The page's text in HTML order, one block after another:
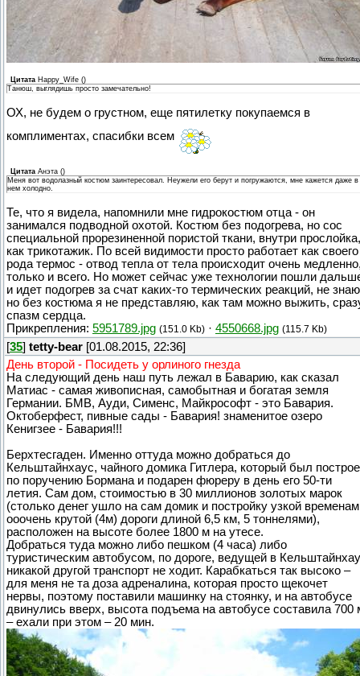
Цитата Happy_Wife ()
Танюш, выглядишь просто замечательно!
ОХ, не будем о грустном, еще пятилетку покупаемся в
комплиментах, спасибки всем
Цитата Анэта ()
Меня вот водолазный костюм заинтересовал. Неужели его берут и погружаются, мне кажется даже в
нем холодно.
Те, что я видела, напомнили мне гидрокостюм отца - он
занимался подводной охотой. Костюм без подогрева, но сос
специальной прорезиненной пористой ткани, внутри прослойка,
как трикотажик. По всей видимости просто работает как своего
рода термос - отвод тепла от тела происходит очень
только и всего. Но может сейчас уже технологии пошли
и идет подогрев за счат каких-то термических реакций, не
но без костюма я не представляю, как там можно выжить,
спазм сердца.
Прикрепления: 5951789.jpg (151.0 Kb) · 4550668.jpg (115.7 Kb)
[35] tetty-bear [01.08.2015, 22:36]
День второй - Посидеть у орлиного гнезда
На следующий день наш путь лежал в Баварию, как сказал
Матиас - самая живописная, самобытная и богатая земля
Германии. БМВ, Ауди, Сименс, Майкрософт - это Бавария.
Октоберфест, пивные сады - Бавария! знаменитое озеро
Кенигзее - Бавария!!!
Берхтесгаден. Именно оттуда можно добраться до
Кельштайнхаус, чайного домика Гитлера, который был
по поручению Бормана и подарен фюреру в день его 50-ти
летия. Сам дом, стоимостью в 30 миллионов золотых марок
(столько денег ушло на сам домик и постройку узкой
ооочень крутой (4м) дороги длиной 6,5 км, 5 тоннелями),
расположен на высоте более 1800 м на утесе.
Добраться туда можно либо пешком (4 часа) либо
туристическим автобусом, по дороге, ведущей в
никакой другой транспорт не ходит. Карабкаться так высоко –
для меня не та доза адреналина, которая просто щекочет
нервы, поэтому поставили машинку на стоянку, и на автобусе
двинулись вверх, высота подъема на автобусе составила 700
– ехали при этом – 20 мин.